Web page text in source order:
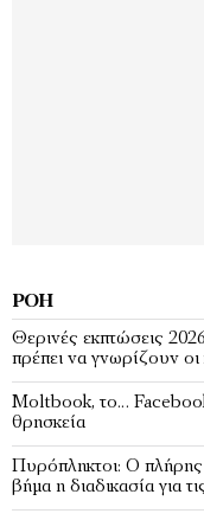
ΡΟΉ
Θερινές εκπτώσεις
πρέπει να γνωρίζουν
Moltbook, το…
θρησκεία
Πυρόπληκτοι: Ο πλήρης
βήμα η διαδικασία για